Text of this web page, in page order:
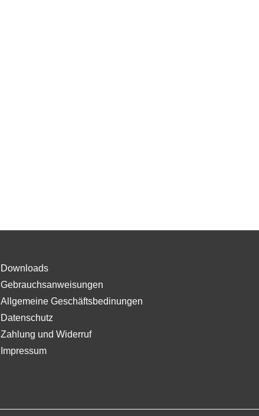
Downloads
Gebrauchsanweisungen
Allgemeine Geschäftsbedinungen
Datenschutz
Zahlung und Widerruf
Impressum